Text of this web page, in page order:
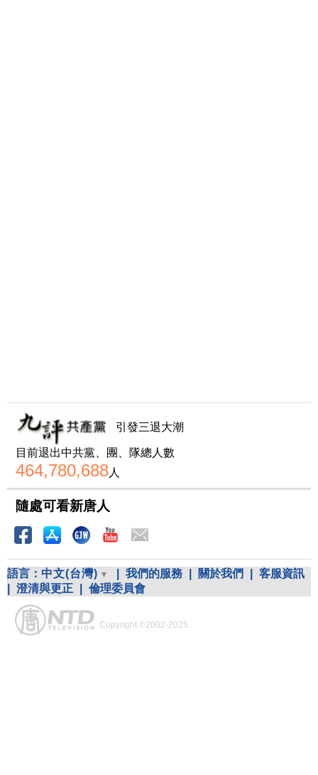
引發三退大潮
目前退出中共黨、團、隊總人數
464,780,688人
隨處可看新唐人
語言： 中文(台灣) 我們的服務 關於我們
客服資訊
澄清與更正 倫理委員會
Copyright ©2002-2025